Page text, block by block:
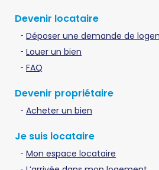
Devenir locataire
Déposer une demande de
Louer un bien
FAQ
Devenir propriétaire
Acheter un bien
Je suis locataire
Mon espace locataire